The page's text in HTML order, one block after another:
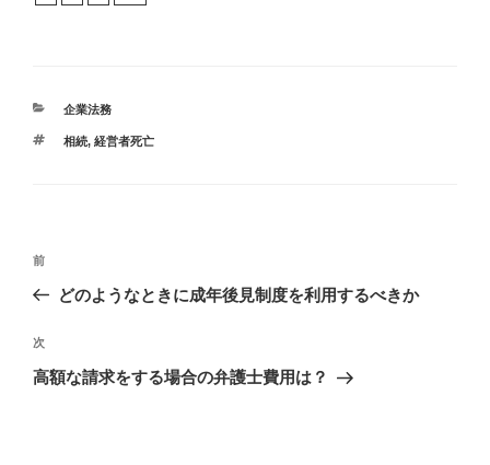
カ
ゴ
企業法務
タ
相続, 経営者死亡
投
ビ
ゲ
過
去
投
稿
前
どのようなときに成年後見制度を利用するべきか
次
の
次
高額な請求をする場合の弁護士費用は？